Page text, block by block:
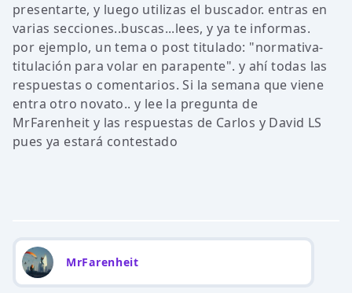
presentarte, y luego utilizas el buscador. entras en
varias secciones..buscas...lees, y ya te informas.
por ejemplo, un tema o post titulado: "normativa-
titulación para volar en parapente". y ahí todas las
respuestas o comentarios. Si la semana que viene
entra otro novato.. y lee la pregunta de
MrFarenheit y las respuestas de Carlos y David LS
pues ya estará contestado
MrFarenheit